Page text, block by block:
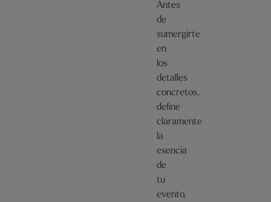
Antes
de
sumergirte
en
los
detalles
concretos,
define
claramente
la
esencia
de
tu
evento.